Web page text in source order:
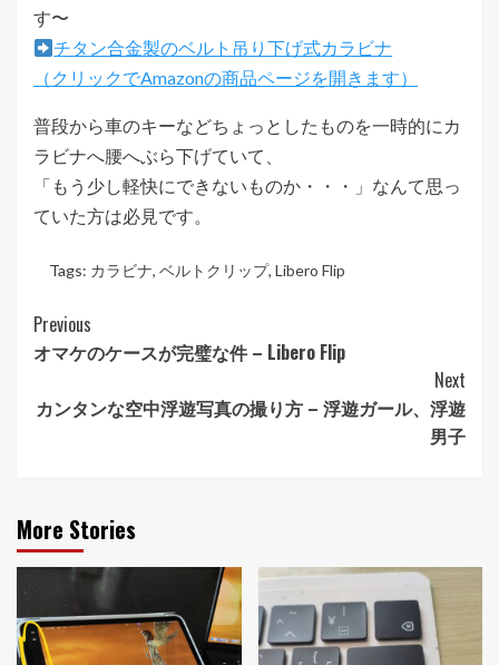
す〜
チタン合金製のベルト吊り下げ式カラビナ
（クリックでAmazonの商品ページを開きます）
普段から車のキーなどちょっとしたものを一時的にカ
ラビナへ腰へぶら下げていて、
「もう少し軽快にできないものか・・・」なんて思っ
ていた方は必見です。
Tags: カラビナ, ベルトクリップ, Libero Flip
Post
Navigation
Previous
オマケのケースが完璧な件 – Libero Flip
Next
カンタンな空中浮遊写真の撮り方 – 浮遊ガール、浮遊
男子
More Stories